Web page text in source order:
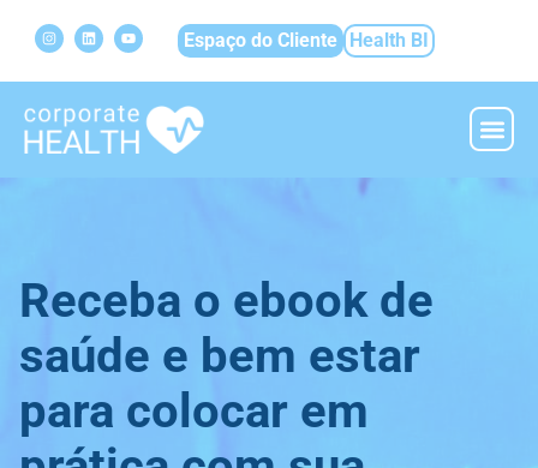
Espaço do Cliente Health BI
Receba o ebook de
saúde e bem estar
para colocar em